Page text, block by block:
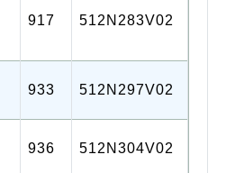
917 512N283V02
933 512N297V02
936 512N304V02